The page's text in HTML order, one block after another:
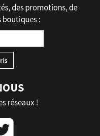
des promotions, de
boutiques :
réseaux !